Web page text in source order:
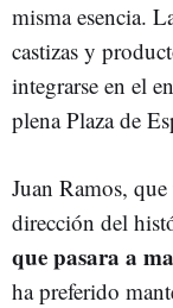
misma esencia.
castizas y
integrarse en el
plena Plaza de
Juan Ramos,
dirección del
que pasara a
ha preferido